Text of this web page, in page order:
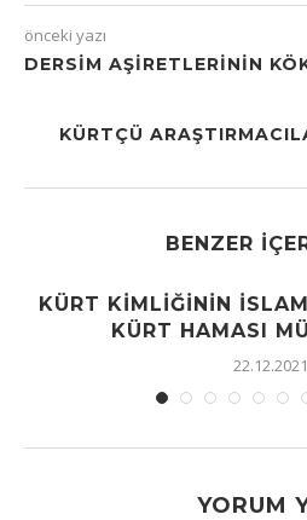
önceki yazı
DERSIM AŞIRETLERININ
KÜRTÇÜ
BENZER
KÜRT KIMLIĞININ
KÜRT HAMASI
22.12.2021
YORUM